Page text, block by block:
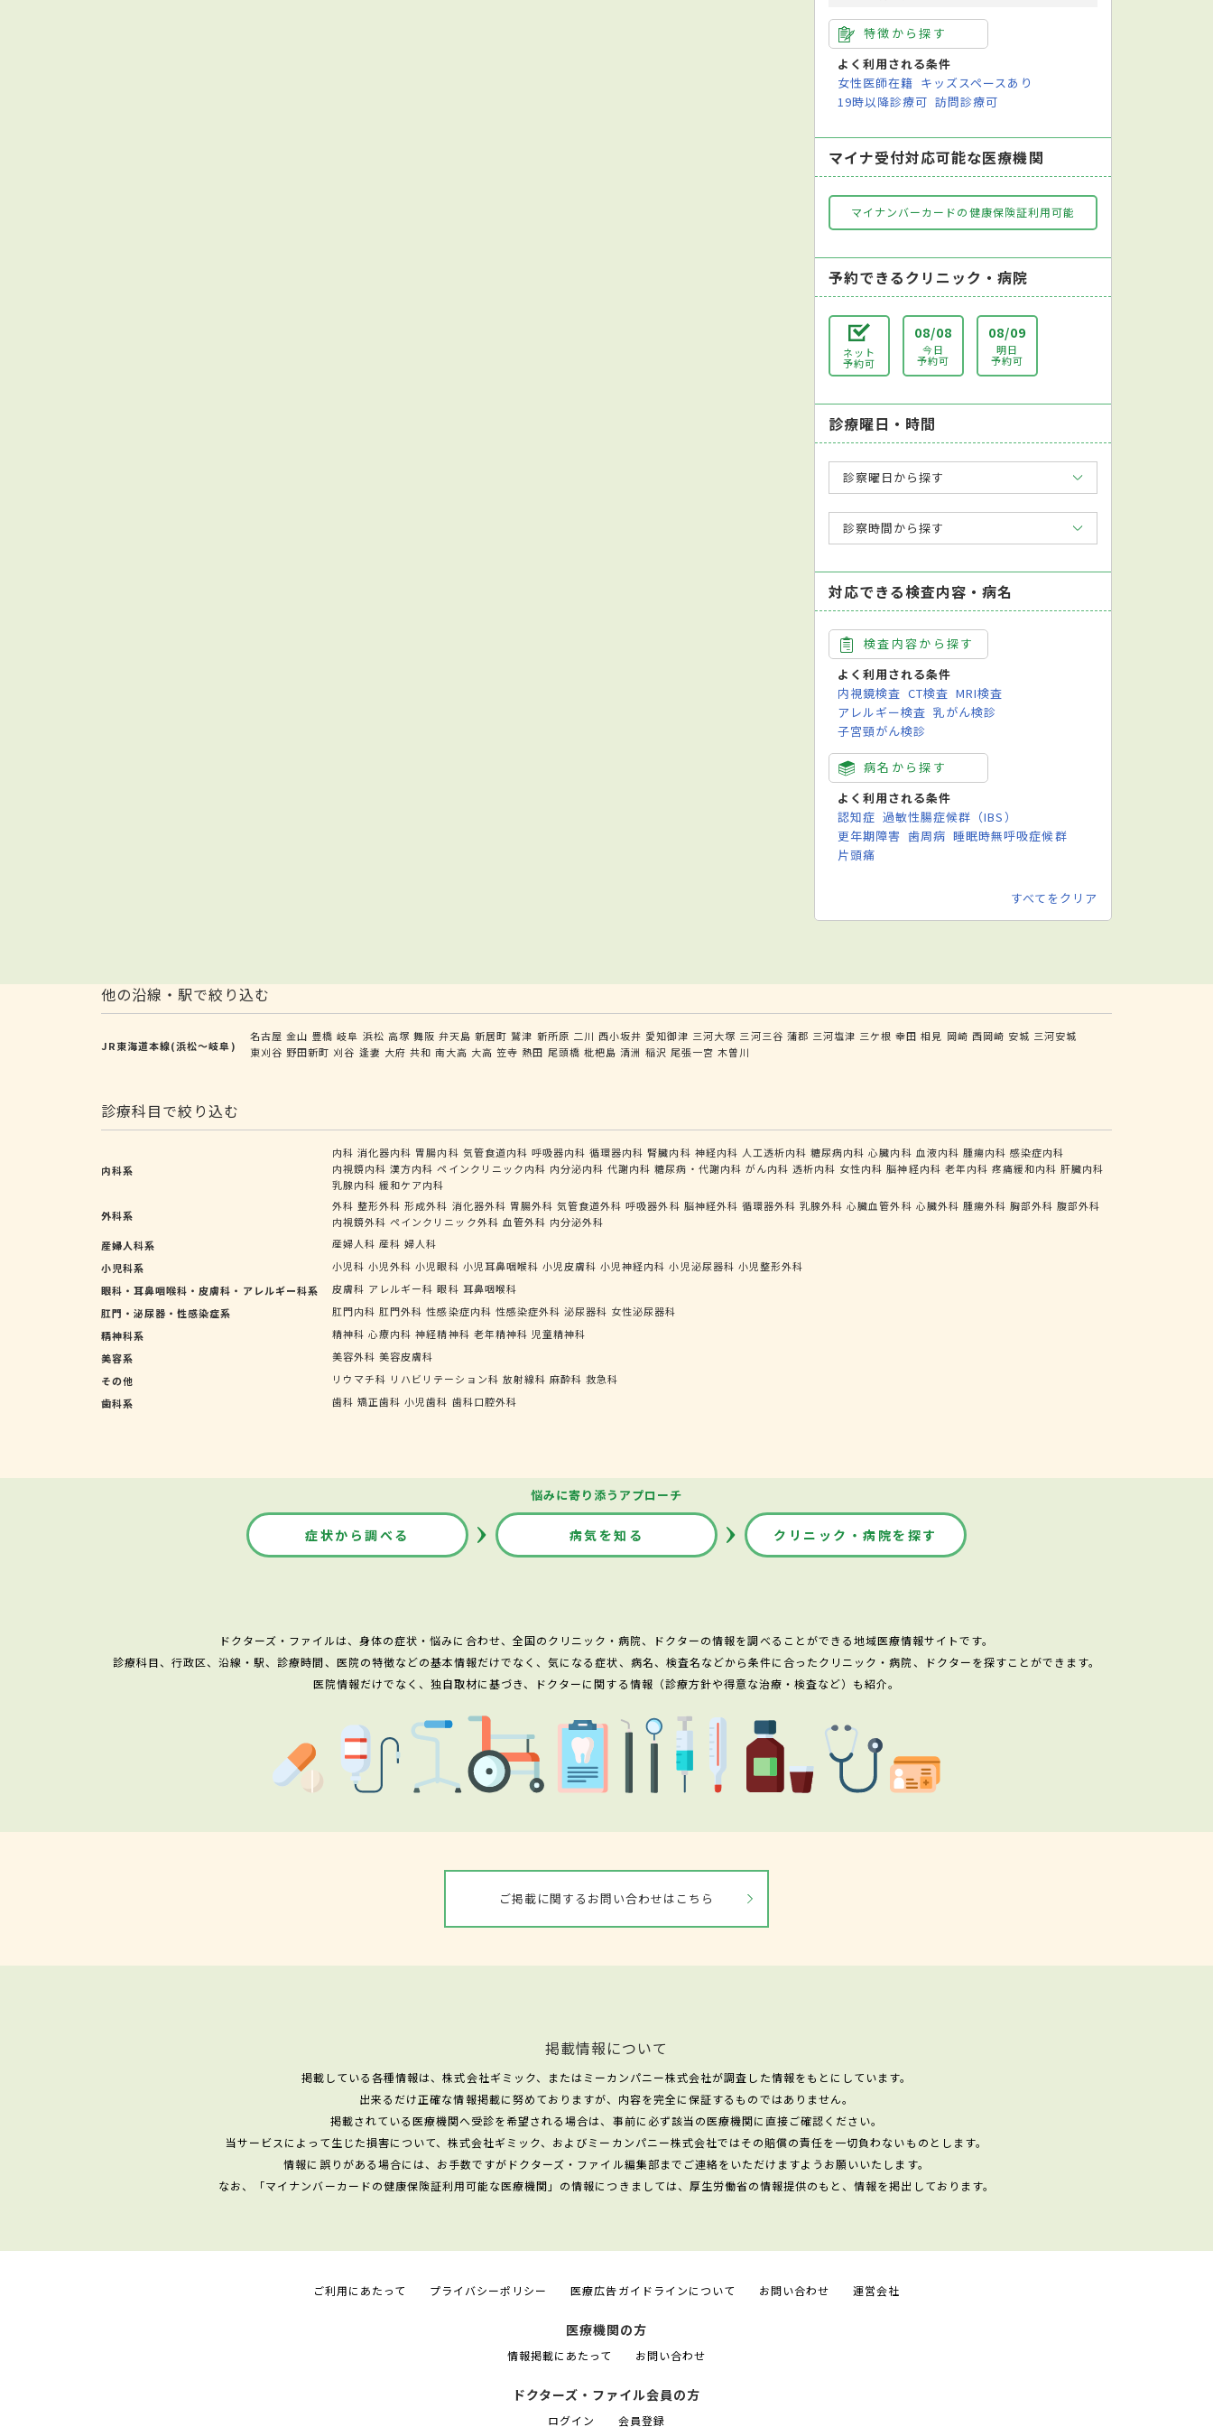
特徴から探す
よく利用される条件
女性医師在籍 キッズスペースあり
19時以降診療可 訪問診療可
マイナ受付対応可能な医療機関
マイナンバーカードの健康保険証利用可能
予約できるクリニック・病院
ネット
予約可
08/08
今日
予約可
08/09
明日
予約可
診療曜日・時間
診察曜日から探す
診察時間から探す
対応できる検査内容・病名
検査内容から探す
よく利用される条件
内視鏡検査 CT検査 MRI検査
アレルギー検査 乳がん検診
子宮頸がん検診
病名から探す
よく利用される条件
認知症 過敏性腸症候群（IBS）
更年期障害 歯周病 睡眠時無呼吸症候群
片頭痛
すべてをクリア
他の沿線・駅で絞り込む
JR東海道本線(浜松～岐阜)
名古屋 金山 豊橋 岐阜 浜松 高塚 舞阪 弁天島 新居町 鷲津 新所原 二川 西小坂井 愛知御津 三河大塚 三河三谷 蒲郡 三河塩津 三ケ根 幸田 相見 岡崎 西岡崎 安城 三河安城
東刈谷 野田新町 刈谷 逢妻 大府 共和 南大高 大高 笠寺 熱田 尾頭橋 枇杷島 清洲 稲沢 尾張一宮 木曽川
診療科目で絞り込む
内科系
内科 消化器内科 胃腸内科 気管食道内科 呼吸器内科 循環器内科 腎臓内科 神経内科 人工透析内科 糖尿病内科 心臓内科 血液内科 腫瘍内科 感染症内科
内視鏡内科 漢方内科 ペインクリニック内科 内分泌内科 代謝内科 糖尿病・代謝内科 がん内科 透析内科 女性内科 脳神経内科 老年内科 疼痛緩和内科 肝臓内科
乳腺内科 緩和ケア内科
外科系
外科 整形外科 形成外科 消化器外科 胃腸外科 気管食道外科 呼吸器外科 脳神経外科 循環器外科 乳腺外科 心臓血管外科 心臓外科 腫瘍外科 胸部外科 腹部外科
内視鏡外科 ペインクリニック外科 血管外科 内分泌外科
産婦人科系
産婦人科 産科 婦人科
小児科系
小児科 小児外科 小児眼科 小児耳鼻咽喉科 小児皮膚科 小児神経内科 小児泌尿器科 小児整形外科
眼科・耳鼻咽喉科・皮膚科・アレルギー科系
皮膚科 アレルギー科 眼科 耳鼻咽喉科
肛門・泌尿器・性感染症系
肛門内科 肛門外科 性感染症内科 性感染症外科 泌尿器科 女性泌尿器科
精神科系
精神科 心療内科 神経精神科 老年精神科 児童精神科
美容系
美容外科 美容皮膚科
その他
リウマチ科 リハビリテーション科 放射線科 麻酔科 救急科
歯科系
歯科 矯正歯科 小児歯科 歯科口腔外科
悩みに寄り添うアプローチ
症状から調べる 病気を知る クリニック・病院を探す
ドクターズ・ファイルは、身体の症状・悩みに合わせ、全国のクリニック・病院、ドクターの情報を調べることができる地域医療情報サイトです。
診療科目、行政区、沿線・駅、診療時間、医院の特徴などの基本情報だけでなく、気になる症状、病名、検査名などから条件に合ったクリニック・病院、ドクターを探すことができます。
医院情報だけでなく、独自取材に基づき、ドクターに関する情報（診療方針や得意な治療・検査など）も紹介。
ご掲載に関するお問い合わせはこちら
掲載情報について
掲載している各種情報は、株式会社ギミック、またはミーカンパニー株式会社が調査した情報をもとにしています。
出来るだけ正確な情報掲載に努めておりますが、内容を完全に保証するものではありません。
掲載されている医療機関へ受診を希望される場合は、事前に必ず該当の医療機関に直接ご確認ください。
当サービスによって生じた損害について、株式会社ギミック、およびミーカンパニー株式会社ではその賠償の責任を一切負わないものとします。
情報に誤りがある場合には、お手数ですがドクターズ・ファイル編集部までご連絡をいただけますようお願いいたします。
なお、「マイナンバーカードの健康保険証利用可能な医療機関」の情報につきましては、厚生労働省の情報提供のもと、情報を掲出しております。
ご利用にあたって プライバシーポリシー 医療広告ガイドラインについて お問い合わせ 運営会社
医療機関の方
情報掲載にあたって お問い合わせ
ドクターズ・ファイル会員の方
ログイン 会員登録